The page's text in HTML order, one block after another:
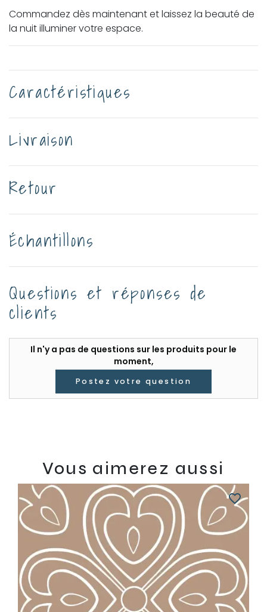
Commandez dès maintenant et laissez la beauté de
la nuit illuminer votre espace.
Caractéristiques
Livraison
Retour
Échantillons
Questions et réponses de
clients
Il n'y a pas de questions sur les produits pour le
moment,
Postez votre question
Vous aimerez aussi
favorite_border